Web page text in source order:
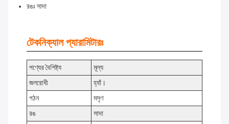
রঙঃ সাদা
টেকনিক্যাল প্যারামিটারঃ
পণ্যের বৈশিষ্ট্য
মূল্য
জলরোধী
হ্যাঁ।
গঠন
মসৃণ
রঙ
সাদা